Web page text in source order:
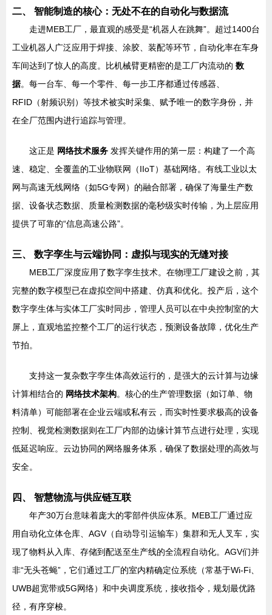
二、 智能制造的核心：无处不在的自动化与数据流
走进MEB工厂，最直观的感受是“机器人在跳舞”。超过1400台
工业机器人广泛应用于焊接、涂胶、装配等环节，自动化率在车身
车间达到了惊人的高度。比机械臂更精密的是工厂内流动的 数
据。每一台车、每一个零件、每一步工序都通过传感器、
RFID（射频识别）等技术被实时采集、赋予唯一的数字身份，并
在全厂范围内进行追踪与管理。
这正是 网络技术服务 发挥关键作用的第一层：构建了一个高
速、稳定、全覆盖的工业物联网（IIoT）基础网络。有线工业以太
网与高速无线网络（如5G专网）的融合部署，确保了海量生产数
据、设备状态数据、质量检测数据的毫秒级实时传输，为上层应用
提供了可靠的“信息高速公路”。
三、 数字孪生与云端协同：虚拟与现实的无缝对接
MEB工厂深度应用了数字孪生技术。在物理工厂建设之前，其
完整的数字模型已在虚拟空间中搭建、仿真和优化。投产后，这个
数字孪生体与实体工厂实时同步，管理人员可以在中央控制室的大
屏上，直观地监控整个工厂的运行状态，预测设备故障，优化生产
节拍。
支持这一复杂数字孪生体高效运行的，是强大的云计算与边缘
计算相结合的 网络技术架构。核心的生产管理数据（如订单、物
料清单）可能部署在企业云端或私有云，而实时性要求极高的设备
控制、视觉检测数据则在工厂内部的边缘计算节点进行处理，实现
低延迟响应。云边协同的网络服务体系，确保了数据处理的高效与
安全。
四、 智慧物流与供应链互联
年产30万台意味着庞大的零部件供应体系。MEB工厂通过应
用自动化立体仓库、AGV（自动导引运输车）集群和无人叉车，实
现了物料从入库、存储到配送至生产线的全流程自动化。AGV们并
非“无头苍蝇”，它们通过工厂的室内精确定位系统（常基于Wi-Fi、
UWB超宽带或5G网络）和中央调度系统，接收指令，规划最优路
径，有序穿梭。